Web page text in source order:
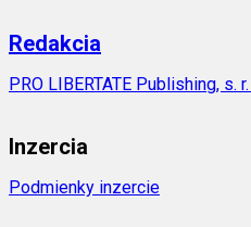
Redakcia
PRO LIBERTATE Publishing, s.
Inzercia
Podmienky inzercie